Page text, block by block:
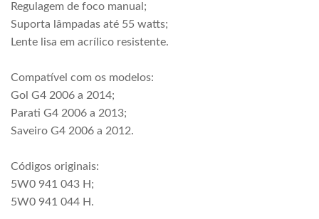
Regulagem de foco manual;
Suporta lâmpadas até 55 watts;
Lente lisa em acrílico resistente.
Compatível com os modelos:
Gol G4 2006 a 2014;
Parati G4 2006 a 2013;
Saveiro G4 2006 a 2012.
Códigos originais:
5W0 941 043 H;
5W0 941 044 H.